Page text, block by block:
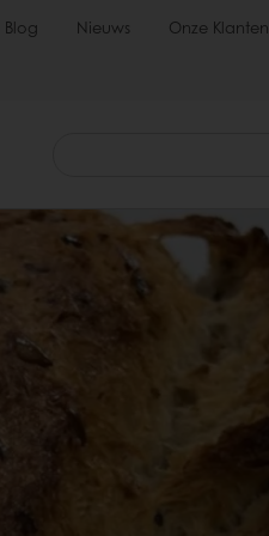
Blog Nieuws Onze Klanten